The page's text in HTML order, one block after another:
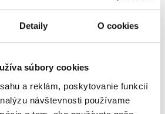
Detaily O cookies
súbory cookies
a reklám, poskytovanie funkcií
návštevnosti používame
TABUĽKA ZLOŽENIE